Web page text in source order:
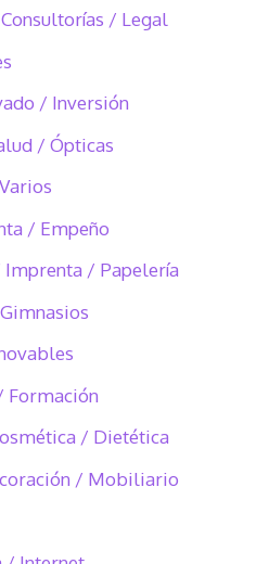
/ Legal
/ Inversión
/ Ópticas
/ Empeño
Imprenta / Papelería
Formación
/ Dietética
/ Mobiliario